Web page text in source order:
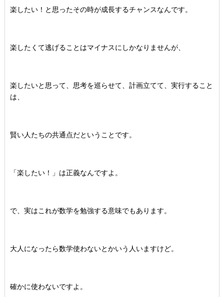
楽したい！と思ったその時が成長するチャンスなんです。
楽したくて逃げることはマイナスにしかなりませんが、
楽したいと思って、思考を巡らせて、計画立てて、実行すること
は、
賢い人たちの共通点だということです。
「楽したい！」は正義なんですよ。
で、実はこれが数学を勉強する意味でもあります。
大人になったら数学使わないとかいう人いますけど。
確かに使わないですよ。